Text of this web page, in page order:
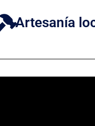
Artesanía